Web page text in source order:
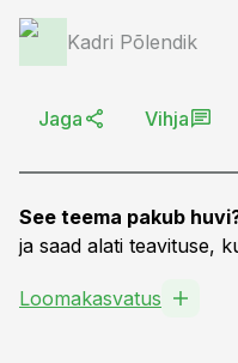
Kadri Põlendik
Jaga Vihja
See teema pakub
ja saad alati teavituse,
Loomakasvatus